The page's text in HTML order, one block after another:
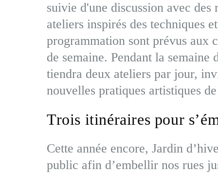
suivie d'une discussion avec
ateliers inspirés des techniques
programmation sont prévus aux
de semaine. Pendant la
tiendra deux ateliers par jour,
nouvelles pratiques artistiques
Trois itinéraires pour
Cette année encore, Jardin
public afin d’embellir nos rues